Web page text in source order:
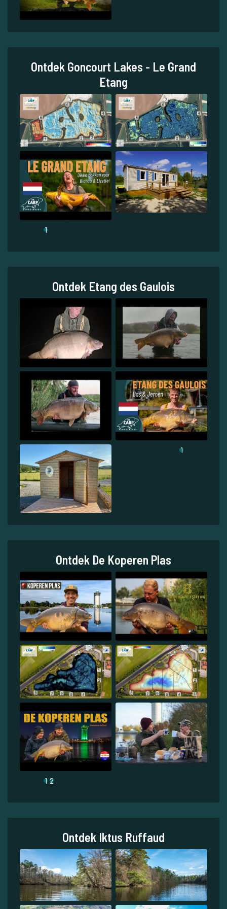
Ontdek Goncourt Lakes - Le Grand
Etang
1
Ontdek Etang des Gaulois
1
Ontdek De Koperen Plas
1 2
Ontdek Iktus Ruffaud